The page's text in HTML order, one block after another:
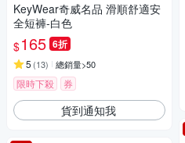
KeyWear奇威名品 滑順舒適安
全短褲-白色
$165 6折
5 (13) 總銷量>50
限時下殺 券
貨到通知我